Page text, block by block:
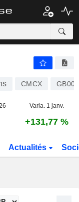
CMCX
Varia. 1 janv.
+131,77 %
Actualités